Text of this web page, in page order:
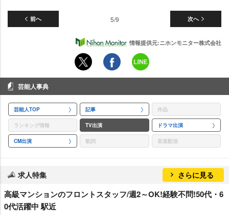
前へ 次へ
5/9
情報提供元:ニホンモニター株式会社
芸能人事典
芸能人TOP 記事 作品
ランキング情報 TV出演 ドラマ出演
CM出演 歌詞 音楽配信
求人特集 さらに見る
高級マンションのフロントスタッフ/週2～OK!経験不問!50代・6
0代活躍中 駅近